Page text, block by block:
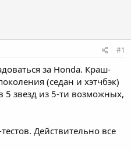
#1
за Honda. Краш-
(седан и хэтчбэк)
звезд из 5-ти возможных,
Действительно все